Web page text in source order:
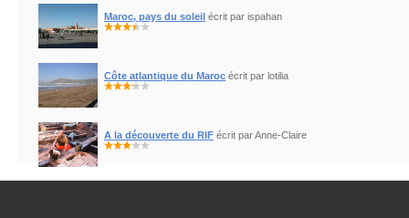
Maroc, pays du soleil écrit par ispahan
Côte atlantique du Maroc écrit par lotilia
A la découverte du RIF écrit par Anne-Claire